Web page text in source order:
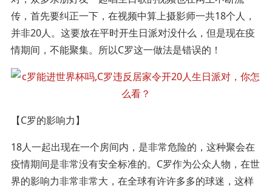
传，首先要纠正一下，在视频中算上摄影师一共18个人，
并非20人。这要放在平时开生日派对没什么，但是现在疫
情期间，不能聚集。所以C罗这一做法是错误的！
【C罗的影响力】
18人一起出现在一个房间内，是非常危险的，这种聚会在
疫情期间是非常没有安全标准的。C罗作为公众人物，在世
界的影响力非常非常大，在全球有许许多多的球迷，这样